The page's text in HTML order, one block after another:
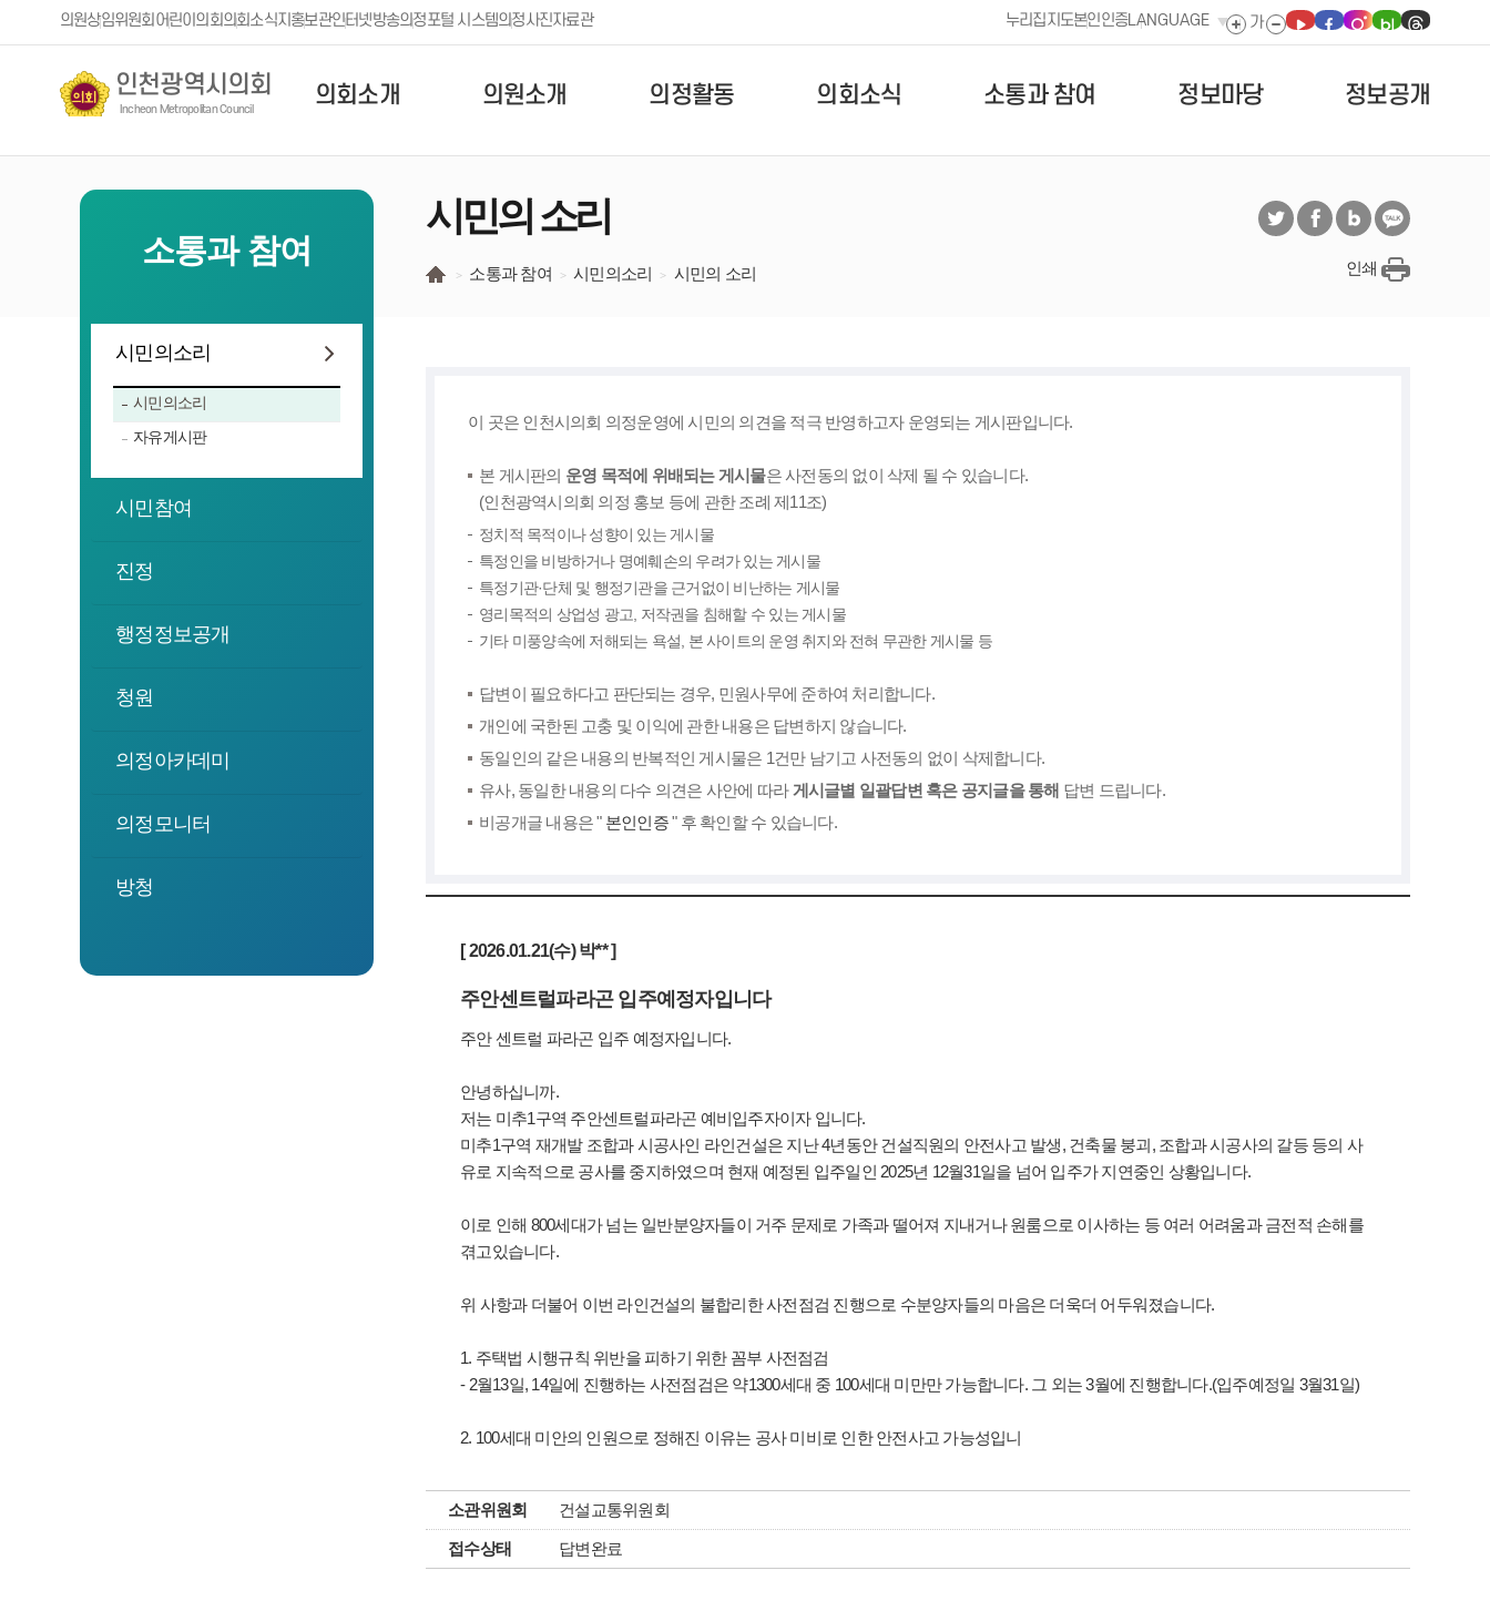
본문 바로가기
의원상임위원회어린이의회의회소식지 홍보관인터넷방송의정포털 시스템의정사진자료관 누리집지도본인인증LANGUAGE
인천광역시의회
Incheon Metropolitan Council
의회소개 의원소개 의정활동 의회소식 소통과 참여 정보마당 정보공개
소통과 참여
시민의소리
시민의소리
자유게시판
시민참여
진정
행정정보공개
청원
의정아카데미
의정모니터
방청
시민의 소리
소통과 참여 시민의소리 시민의 소리 인쇄
이 곳은 인천시의회 의정운영에 시민의 의견을 적극 반영하고자 운영되는 게시판입니다.
본 게시판의 운영 목적에 위배되는 게시물은 사전동의 없이 삭제 될 수 있습니다.
(인천광역시의회 의정 홍보 등에 관한 조례 제11조)
정치적 목적이나 성향이 있는 게시물
특정인을 비방하거나 명예훼손의 우려가 있는 게시물
특정기관·단체 및 행정기관을 근거없이 비난하는 게시물
영리목적의 상업성 광고, 저작권을 침해할 수 있는 게시물
기타 미풍양속에 저해되는 욕설, 본 사이트의 운영 취지와 전혀 무관한 게시물 등
답변이 필요하다고 판단되는 경우, 민원사무에 준하여 처리합니다.
개인에 국한된 고충 및 이익에 관한 내용은 답변하지 않습니다.
동일인의 같은 내용의 반복적인 게시물은 1건만 남기고 사전동의 없이 삭제합니다.
유사, 동일한 내용의 다수 의견은 사안에 따라게시글별 일괄답변 혹은 공지글을 통해 답변 드립니다.
비공개글 내용은 " 본인인증" 후 확인할 수 있습니다.
[ 2026.01.21(수) 박** ]
주안센트럴파라곤 입주예정자입니다
주안 센트럴 파라곤 입주 예정자입니다.
안녕하십니까.
저는 미추1구역 주안센트럴파라곤 예비입주자이자 입니다.
미추1구역 재개발 조합과 시공사인 라인건설은 지난 4년동안 건설직원의 안전사고 발생, 건축물 붕괴, 조합과 시공사의 갈등 등의 사
유로 지속적으로 공사를 중지하였으며 현재 예정된 입주일인 2025년 12월31일을 넘어 입주가 지연중인 상황입니다.
이로 인해 800세대가 넘는 일반분양자들이 거주 문제로 가족과 떨어져 지내거나 원룸으로 이사하는 등 여러 어려움과 금전적 손해를
겪고있습니다.
위 사항과 더불어 이번 라인건설의 불합리한 사전점검 진행으로 수분양자들의 마음은 더욱더 어두워졌습니다.
1. 주택법 시행규칙 위반을 피하기 위한 꼼부 사전점검
- 2월13일, 14일에 진행하는 사전점검은 약1300세대 중 100세대 미만만 가능합니다. 그 외는 3월에 진행합니다.(입주예정일 3월31일)
2. 100세대 미안의 인원으로 정해진 이유는 공사 미비로 인한 안전사고 가능성입니
소관위원회 건설교통위원회
접수상태 답변완료